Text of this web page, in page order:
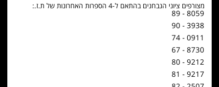
מצורפים ציוני הנבחנים בהתאם ל-4 הספרות האחרונות של ת.ז.:
8059 - 89
3938 - 90
0911 - 74
8730 - 67
9212 - 80
9217 - 81